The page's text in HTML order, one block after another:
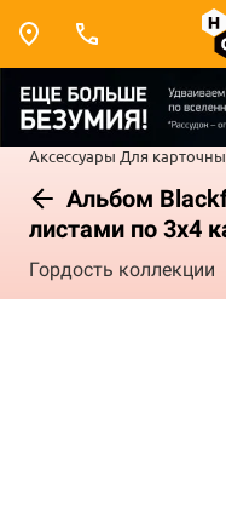
Аксессуары Для
Альбом
листами по 3х4
Гордость коллекции